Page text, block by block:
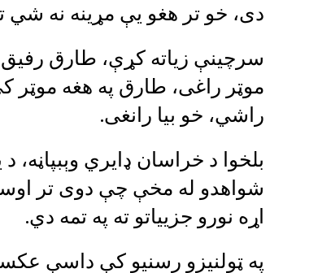
دی، خو تر هغو يې مړينه نه شي
سرچينې زياته کړې، طارق
موټر راغى، طارق په هغه موټر
راشي، خو بيا رانغی.
بلخوا د خراسان ډایري
شواهدو له مخې چې دوی تر
اړه نورو جزییاتو ته په تمه دي.
په ټولنیزو رسنیو کې داسې